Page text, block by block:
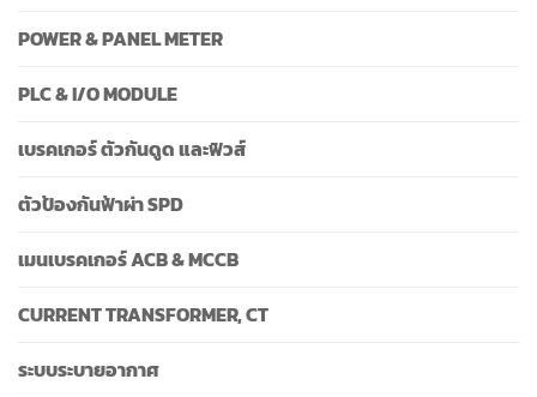
POWER & PANEL METER
PLC & I/O MODULE
เบรคเกอร์ ตัวกันดูด และฟิวส์
ตัวป้องกันฟ้าผ่า SPD
เมนเบรคเกอร์ ACB & MCCB
CURRENT TRANSFORMER, CT
ระบบระบายอากาศ